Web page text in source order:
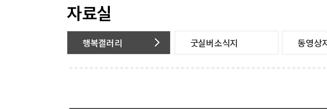
자료실
행복갤러리 굿실버소식지 동영상